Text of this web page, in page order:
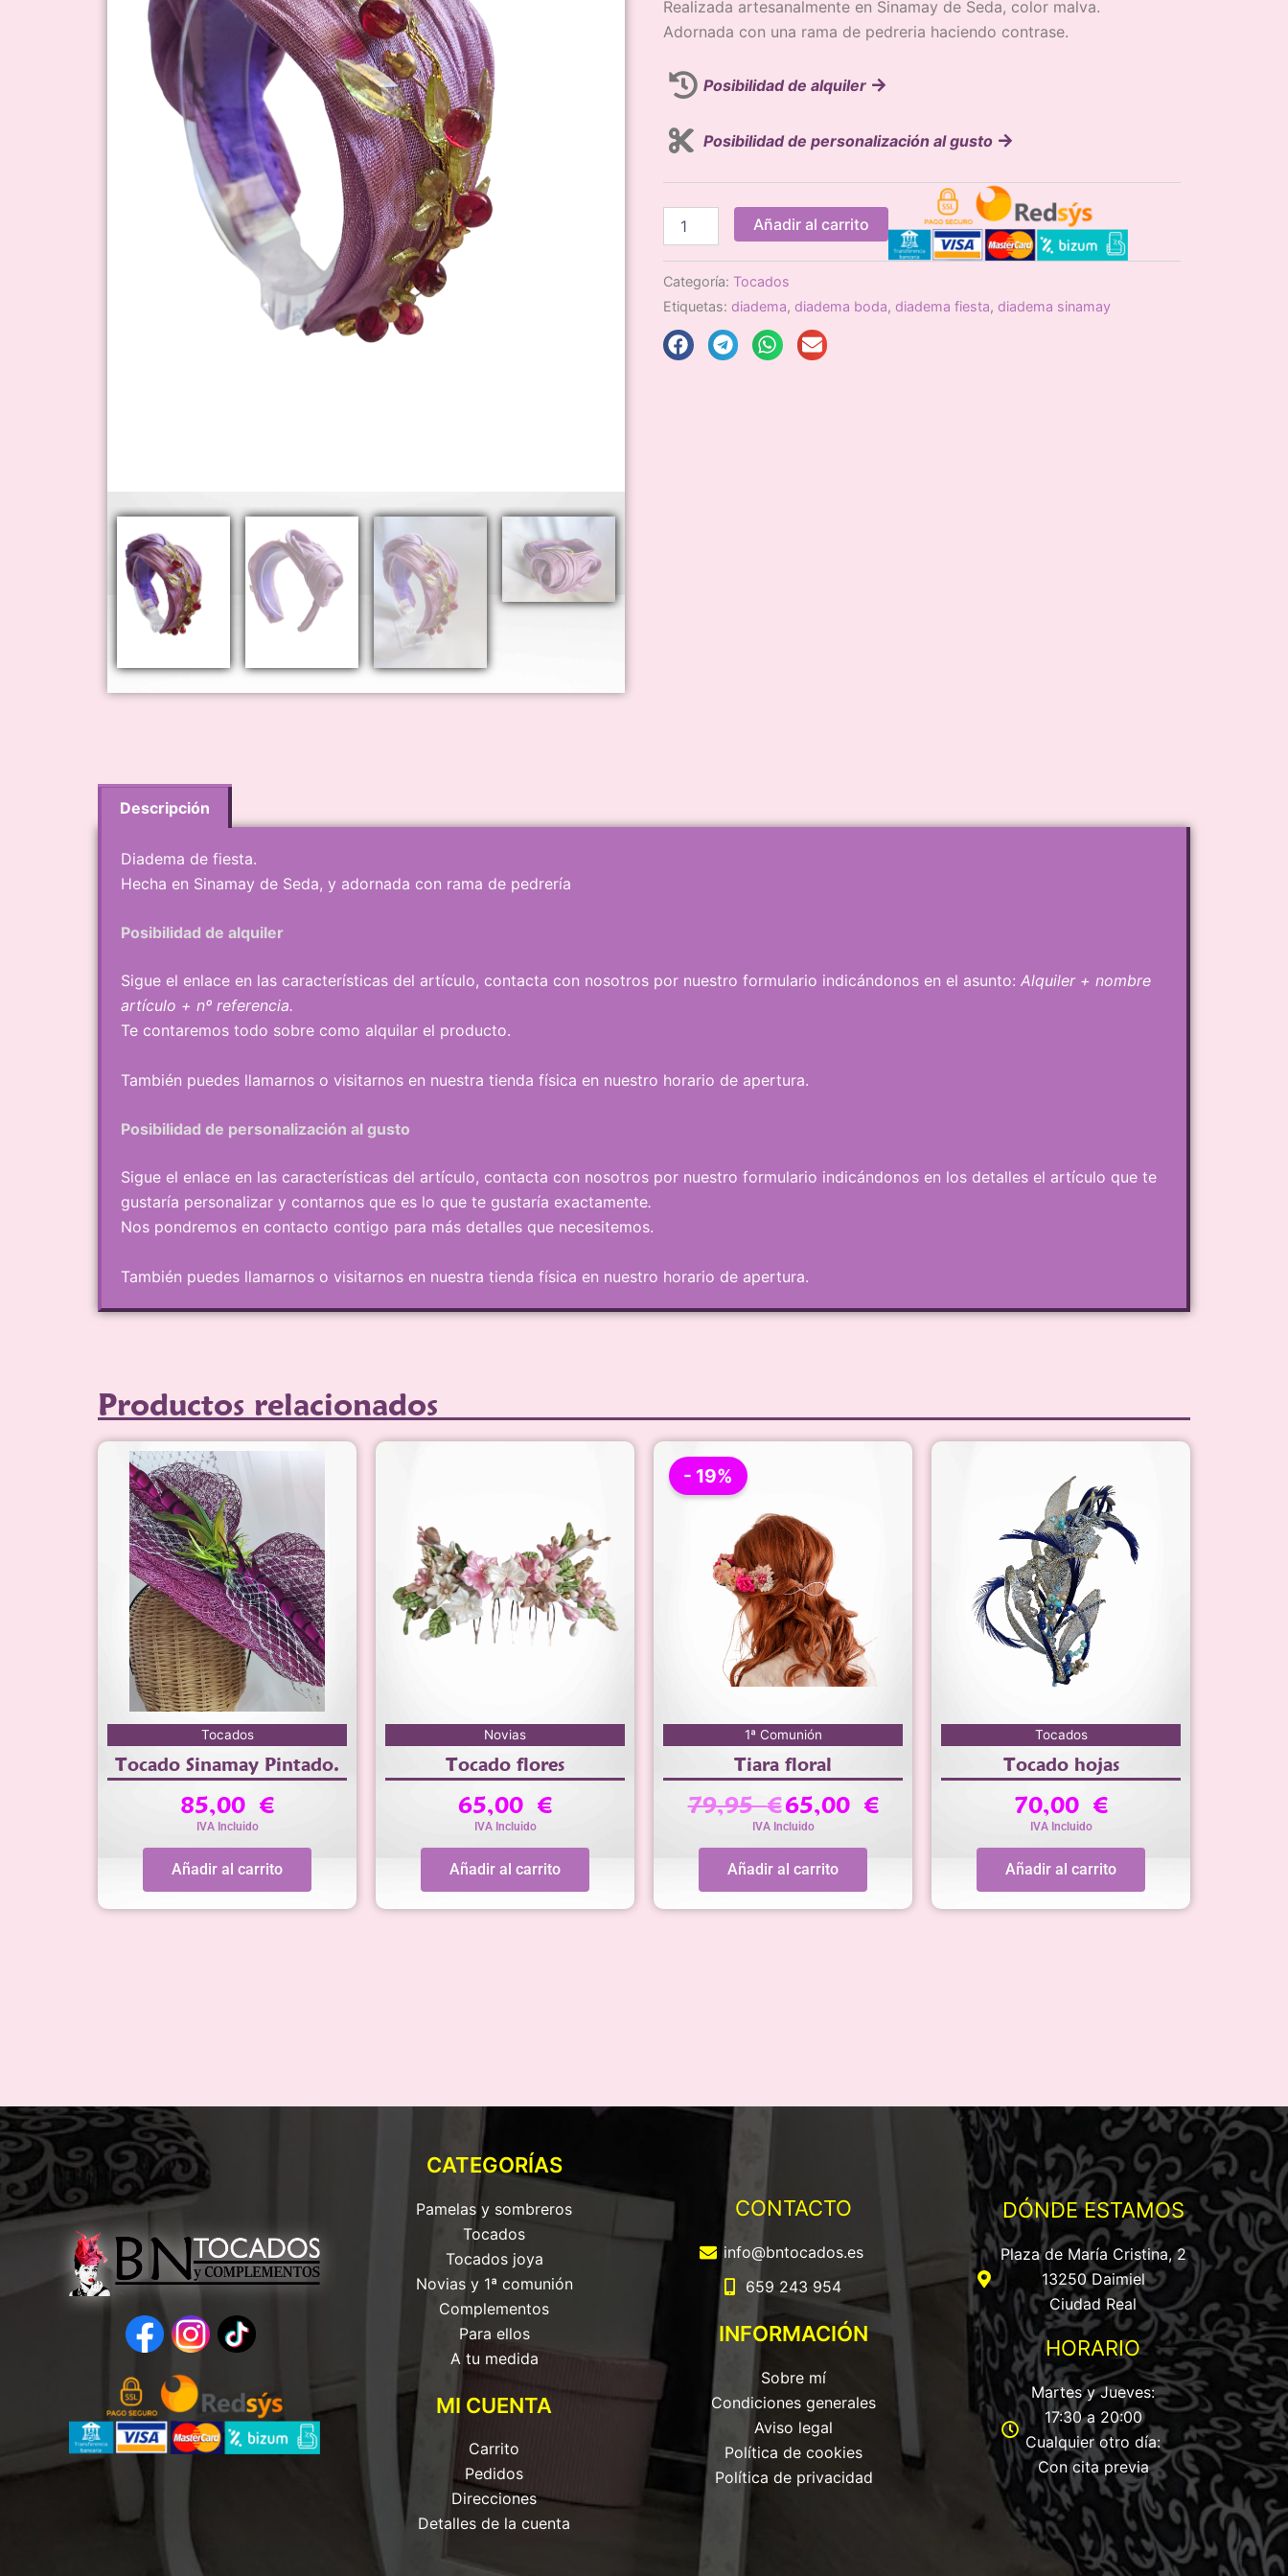
Realizada artesanalmente en Sinamay de Seda, color malva.
Adornada con una rama de pedreria haciendo contrase.
Posibilidad de alquiler
Posibilidad de personalización al gusto
FIESTA
Añadir al carrito
Categoría: Tocados
Etiquetas: diadema, diadema boda, diadema fiesta, diadema sinamay
Descripción
Diadema de fiesta.
Hecha en Sinamay de Seda, y adornada con rama de pedrería
Posibilidad de alquiler
Sigue el enlace en las características del artículo, contacta con nosotros por nuestro formulario indicándonos en el asunto: Alquiler + nombre
artículo + nº referencia.
Te contaremos todo sobre como alquilar el producto.
También puedes llamarnos o visitarnos en nuestra tienda física en nuestro horario de apertura.
Posibilidad de personalización al gusto
Sigue el enlace en las características del artículo, contacta con nosotros por nuestro formulario indicándonos en los detalles el artículo que te
gustaría personalizar y contarnos que es lo que te gustaría exactamente.
Nos pondremos en contacto contigo para más detalles que necesitemos.
También puedes llamarnos o visitarnos en nuestra tienda física en nuestro horario de apertura.
Productos relacionados
Tocados
Tocado Sinamay Pintado.
85,00 €
IVA Incluido
Añadir al carrito
Novias
Tocado flores
65,00 €
IVA Incluido
Añadir al carrito
- 19%
1ª Comunión
Tiara floral
79,95€
El
precio
original
era:
79,95 €.
65,00 €
precio
es:
65,00 €.
IVA Incluido
Añadir al carrito
Tocados
Tocado hojas
70,00 €
IVA Incluido
Añadir al carrito
CATEGORÍAS
Pamelas y sombreros
Tocados
Tocados joya
Novias y 1ª comunión
Complementos
Para ellos
A tu medida
MI CUENTA
Carrito
Pedidos
Direcciones
Detalles de la cuenta
CONTACTO
info@bntocados.es
659 243 954
INFORMACIÓN
Sobre mí
Condiciones generales
Aviso legal
Política de cookies
Política de privacidad
DÓNDE ESTAMOS
Plaza de María Cristina, 2
13250 Daimiel
Ciudad Real
HORARIO
Martes y Jueves:
17:30 a 20:00
Cualquier otro día:
Con cita previa